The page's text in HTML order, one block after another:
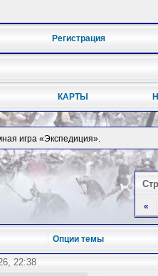
Регистрация
КАРТЫ
игра «Экспедиция».
«
Опции темы
22:38